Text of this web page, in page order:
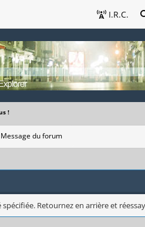
I.R.C.
!
Message du forum
Retournez en arrière et